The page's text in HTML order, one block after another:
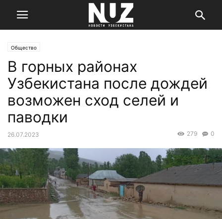
Общество
В горных районах
Узбекистана после дождей
возможен сход селей и
паводки
26.07.2023 0
279